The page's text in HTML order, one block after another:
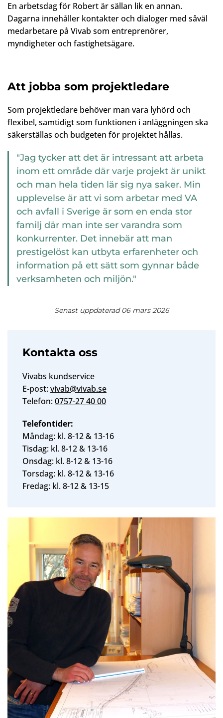
En arbetsdag för Robert är sällan lik en annan.
Dagarna innehåller kontakter och dialoger med såväl
medarbetare på Vivab som entreprenörer,
myndigheter och fastighetsägare.
Att jobba som projektledare
Som projektledare behöver man vara lyhörd och
flexibel, samtidigt som funktionen i anläggningen ska
säkerställas och budgeten för projektet hållas.
"Jag tycker att det är intressant att arbeta
inom ett område där varje projekt är unikt
och man hela tiden lär sig nya saker. Min
upplevelse är att vi som arbetar med VA
och avfall i Sverige är som en enda stor
familj där man inte ser varandra som
konkurrenter. Det innebär att man
prestigelöst kan utbyta erfarenheter och
information på ett sätt som gynnar både
verksamheten och miljön."
Senast uppdaterad 06 mars 2026
Kontakta oss
Vivabs kundservice
E-post:vivab@vivab.se
Telefon:0757-27 40 00
Telefontider:
Måndag: kl. 8-12 & 13-16
Tisdag: kl. 8-12 & 13-16
Onsdag: kl. 8-12 & 13-16
Torsdag: kl. 8-12 & 13-16
Fredag: kl. 8-12 & 13-15